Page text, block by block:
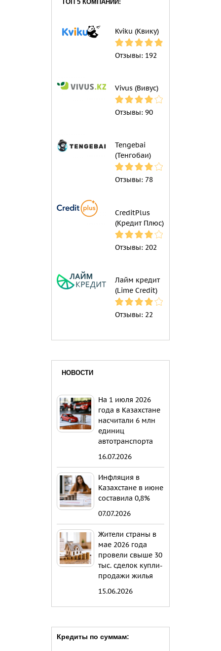
ТОП 5 КОМПАНИЙ:
Kviku (Квику)
Отзывы: 192
Vivus (Вивус)
Отзывы: 90
Tengebai
(Тенгобаи)
Отзывы: 78
CreditPlus
(Кредит Плюс)
Отзывы: 202
Лайм кредит
(Lime Credit)
Отзывы: 22
НОВОСТИ
На 1 июля 2026
года в Казахстане
насчитали 6 млн
единиц
автотранспорта
16.07.2026
Инфляция в
Казахстане в июне
составила 0,8%
07.07.2026
Жители страны в
мае 2026 года
провели свыше 30
тыс. сделок купли-
продажи жилья
15.06.2026
Кредиты по суммам: